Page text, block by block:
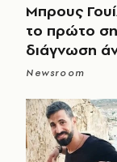
Μπρους
το πρώτο
διάγνωση
Newsroom